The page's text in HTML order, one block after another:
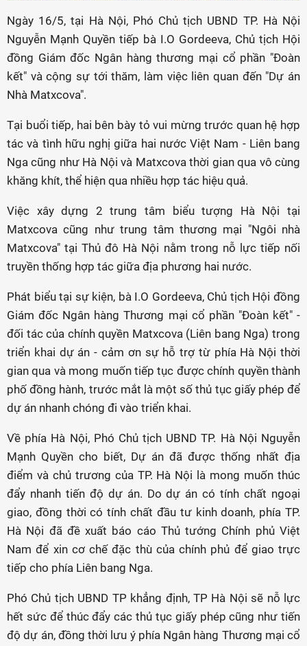
Ngày 16/5, tại Hà Nội, Phó Chủ tịch UBND TP. Hà Nội
Nguyễn Mạnh Quyền tiếp bà I.O Gordeeva, Chủ tịch Hội
đồng Giám đốc Ngân hàng thương mại cổ phần "Đoàn
kết" và cộng sự tới thăm, làm việc liên quan đến "Dự án
Nhà Matxcova".
Tại buổi tiếp, hai bên bày tỏ vui mừng trước quan hệ hợp
tác và tình hữu nghị giữa hai nước Việt Nam - Liên bang
Nga cũng như Hà Nội và Matxcova thời gian qua vô cùng
khăng khít, thể hiện qua nhiều hợp tác hiệu quả.
Việc xây dựng 2 trung tâm biểu tượng Hà Nội tại
Matxcova cũng như trung tâm thương mại "Ngôi nhà
Matxcova" tại Thủ đô Hà Nội nằm trong nỗ lực tiếp nối
truyền thống hợp tác giữa địa phương hai nước.
Phát biểu tại sự kiện, bà I.O Gordeeva, Chủ tịch Hội đồng
Giám đốc Ngân hàng Thương mại cổ phần "Đoàn kết" -
đối tác của chính quyền Matxcova (Liên bang Nga) trong
triển khai dự án - cảm ơn sự hỗ trợ từ phía Hà Nội thời
gian qua và mong muốn tiếp tục được chính quyền thành
phố đồng hành, trước mắt là một số thủ tục giấy phép để
dự án nhanh chóng đi vào triển khai.
Về phía Hà Nội, Phó Chủ tịch UBND TP. Hà Nội Nguyễn
Mạnh Quyền cho biết, Dự án đã được thống nhất địa
điểm và chủ trương của TP. Hà Nội là mong muốn thúc
đẩy nhanh tiến độ dự án. Do dự án có tính chất ngoại
giao, đồng thời có tính chất đầu tư kinh doanh, phía TP.
Hà Nội đã đề xuất báo cáo Thủ tướng Chính phủ Việt
Nam để xin cơ chế đặc thù của chính phủ để giao trực
tiếp cho phía Liên bang Nga.
Phó Chủ tịch UBND TP khẳng định, TP Hà Nội sẽ nỗ lực
hết sức để thúc đẩy các thủ tục giấy phép cũng như tiến
độ dự án, đồng thời lưu ý phía Ngân hàng Thương mại cổ